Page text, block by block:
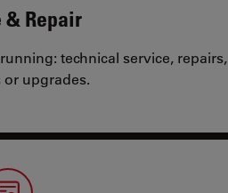
Repair
technical service, repairs,
or upgrades.